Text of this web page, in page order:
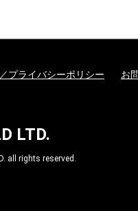
プライバシーポリシー お
LTD.
all rights reserved.